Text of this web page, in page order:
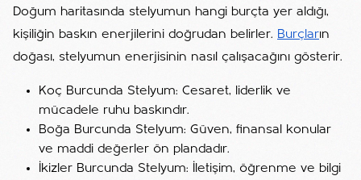
Doğum haritasında stelyumun hangi burçta yer aldığı,
kişiliğin baskın enerjilerini doğrudan belirler. Burçların
doğası, stelyumun enerjisinin nasıl çalışacağını gösterir.
Koç Burcunda Stelyum: Cesaret, liderlik ve
mücadele ruhu baskındır.
Boğa Burcunda Stelyum: Güven, finansal konular
ve maddi değerler ön plandadır.
İkizler Burcunda Stelyum: İletişim, öğrenme ve bilgi